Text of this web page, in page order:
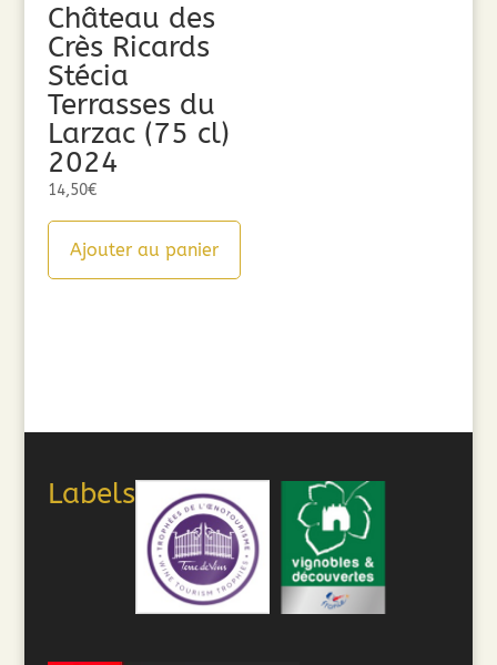
Château des
Crès Ricards
Stécia
Terrasses du
Larzac (75 cl)
2024
14,50€
Ajouter au panier
Labels